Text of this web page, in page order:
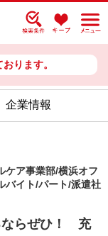
ります。
企業情報
ア事業部/横浜オフ
バイト/パート/派遣社
ならぜひ！ 充